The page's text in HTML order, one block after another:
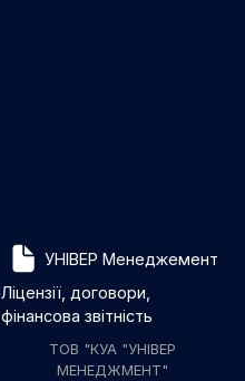
УНІВЕР Менеджемент
Ліцензії, договори,
фінансова звітність
ТОВ "КУА "УНІВЕР
МЕНЕДЖМЕНТ"